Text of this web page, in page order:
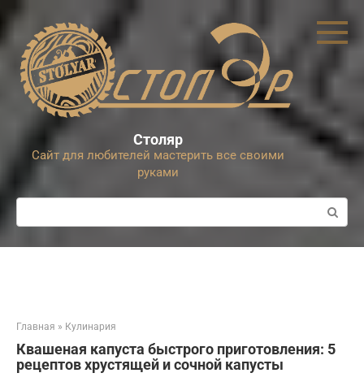
контенту
Столяр
Сайт для любителей мастерить все своими
руками
Главная » Кулинария
Квашеная капуста быстрого приготовления: 5
рецептов хрустящей и сочной капусты